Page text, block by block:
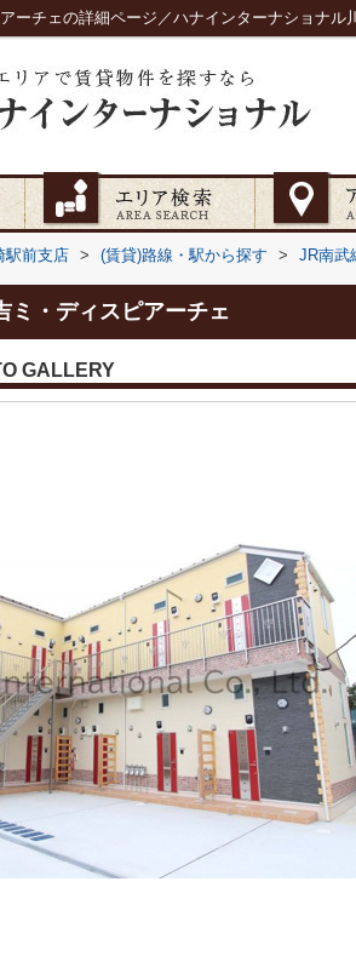
ーチェの詳細ページ／ハナインターナショナル
駅前支店 > (賃貸)路線・駅から探す > JR南武
ミ・ディスピアーチェ
GALLERY